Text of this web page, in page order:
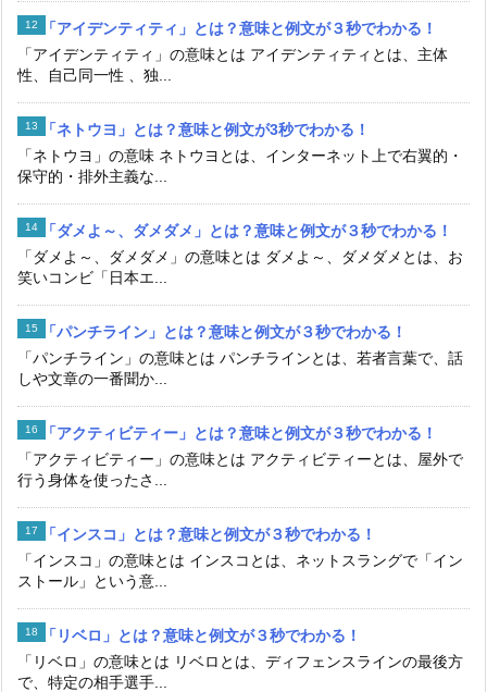
「アイデンティティ」とは？意味と例文が３秒でわかる！
「アイデンティティ」の意味とは アイデンティティとは、主体
性、自己同一性 、独...
「ネトウヨ」とは？意味と例文が3秒でわかる！
「ネトウヨ」の意味 ネトウヨとは、インターネット上で右翼的・
保守的・排外主義な...
「ダメよ～、ダメダメ」とは？意味と例文が３秒でわかる！
「ダメよ～、ダメダメ」の意味とは ダメよ～、ダメダメとは、お
笑いコンビ「日本エ...
「パンチライン」とは？意味と例文が３秒でわかる！
「パンチライン」の意味とは パンチラインとは、若者言葉で、話
しや文章の一番聞か...
「アクティビティー」とは？意味と例文が３秒でわかる！
「アクティビティー」の意味とは アクティビティーとは、屋外で
行う身体を使ったさ...
「インスコ」とは？意味と例文が３秒でわかる！
「インスコ」の意味とは インスコとは、ネットスラングで「イン
ストール」という意...
「リベロ」とは？意味と例文が３秒でわかる！
「リベロ」の意味とは リベロとは、ディフェンスラインの最後方
で、特定の相手選手...